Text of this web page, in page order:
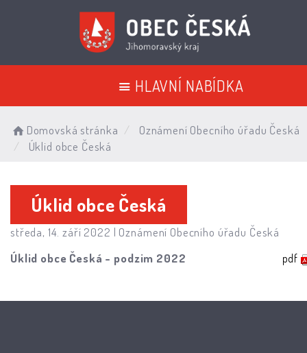
HLAVNÍ NABÍDKA
Domovská stránka
Oznámení Obecního úřadu Česká
Úklid obce Česká
Úklid obce Česká
středa, 14. září 2022 | Oznámení Obecního úřadu Česká
Úklid obce Česká - podzim 2022
pdf